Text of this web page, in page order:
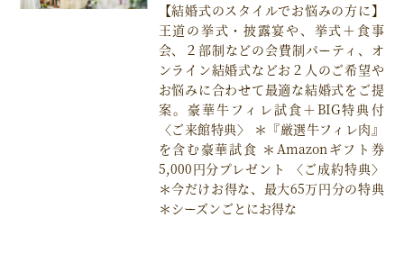
【結婚式のスタイルでお悩みの方に】
王道の挙式・披露宴や、挙式＋食事
会、２部制などの会費制パーティ、オ
ンライン結婚式などお２人のご希望や
お悩みに合わせて最適な結婚式をご提
案。豪華牛フィレ試食＋BIG特典付
〈ご来館特典〉 ＊『厳選牛フィレ肉』
を含む豪華試食 ＊Amazonギフト券
5,000円分プレゼント 〈ご成約特典〉
＊今だけお得な、最大65万円分の特典
＊シーズンごとにお得な